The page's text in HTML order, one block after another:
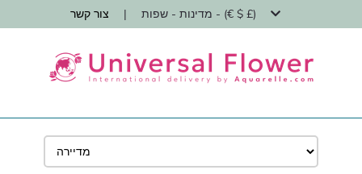
צור קשר | מדינות - שפות - (€ $ £)